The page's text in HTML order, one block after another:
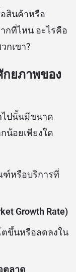
สินค้าหรือ
กที่ไหน อะไรคือ
กเขา?
กยภาพของ
ไปนั้นมีขนาด
น้อยเพียงใด
ฑ์หรือบริการที่
Growth Rate)
ตขึ้นหรือลดลงใน
ตลาด